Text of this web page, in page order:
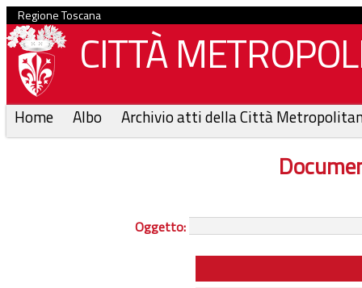
Regione Toscana
CITTÀ
Home Albo Archivio atti della Città
Oggetto: